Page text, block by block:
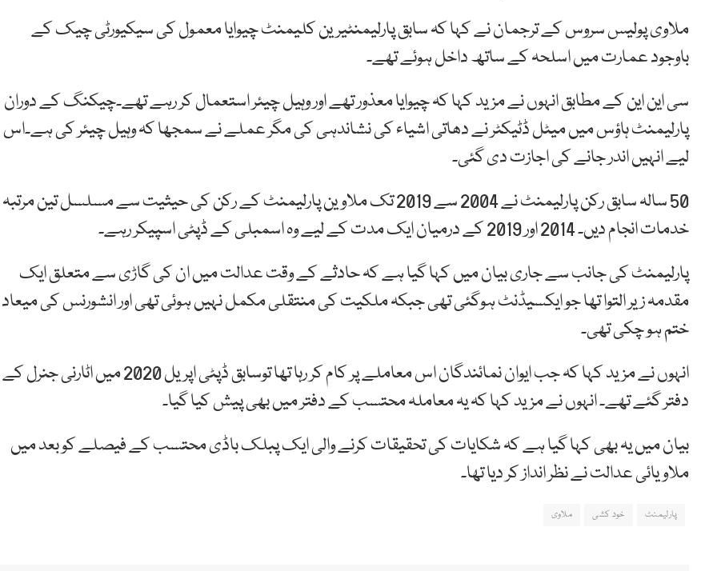
ملاوی پولیس سروس کے ترجمان نے کہا کہ سابق پارلیمنٹیرین کلیمنٹ چیوایا معمول کی سیکیورٹی چیک کے
باوجود عمارت میں اسلحہ کے ساتھ داخل ہوئے تھے۔
سی این این کے مطابق انہوں نے مزید کہا کہ چیوایا معذور تھے اور وہیل چیئر استعمال کر رہے تھے۔چیکنگ کے دوران
پارلیمنٹ ہاؤس میں میٹل ڈٹیکٹر نے دھاتی اشیاء کی نشاندہی کی مگر عملے نے سمجھا کہ وہیل چیئر کی ہے۔اس
لیے انہیں اندر جانے کی اجازت دی گئی۔
50 سالہ سابق رکن پارلیمنٹ نے 2004 سے 2019 تک ملاوین پارلیمنٹ کے رکن کی حیثیت سے مسلسل تین مرتبہ
خدمات انجام دیں۔ 2014 اور 2019 کے درمیان ایک مدت کے لیے وہ اسمبلی کے ڈپٹی اسپیکر رہے۔
پارلیمنٹ کی جانب سے جاری بیان میں کہا گیا ہے کہ حادثے کے وقت عدالت میں ان کی گاڑی سے متعلق ایک
مقدمہ زیر التوا تھا جو ایکسیڈنٹ ہوگئی تھی جبکہ ملکیت کی منتقلی مکمل نہیں ہوئی تھی اور انشورنس کی میعاد
ختم ہو چکی تھی۔
انہوں نے مزید کہا کہ جب ایوان نمائندگان اس معاملے پر کام کر رہا تھا توسابق ڈپٹی اپریل 2020 میں اٹارنی جنرل کے
دفتر گئے تھے۔ انہوں نے مزید کہا کہ یہ معاملہ محتسب کے دفتر میں بھی پیش کیا گیا۔
بیان میں یہ بھی کہا گیا ہے کہ شکایات کی تحقیقات کرنے والی ایک پبلک باڈی محتسب کے فیصلے کو بعد میں
ملاویائی عدالت نے نظر انداز کر دیا تھا۔
پارلیمنٹ خود کشی ملاوی